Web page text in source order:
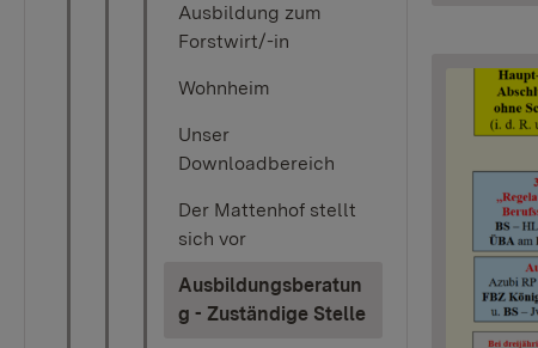
Ausbildung zum
Forstwirt/-in
Wohnheim
Unser
Downloadbereich
Der Mattenhof stellt
sich vor
Ausbildungsberatun
g - Zuständige Stelle(current)